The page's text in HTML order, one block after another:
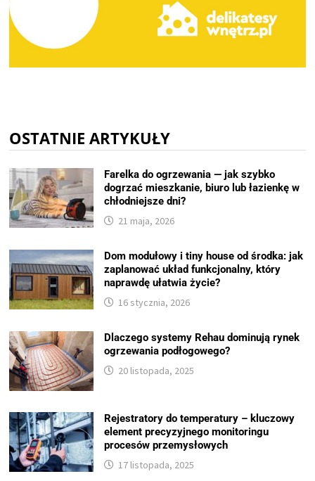
OSTATNIE ARTYKUŁY
Farelka do ogrzewania — jak szybko
dogrzać mieszkanie, biuro lub łazienkę w
chłodniejsze dni?
21 maja, 2026
Dom modułowy i tiny house od środka: jak
zaplanować układ funkcjonalny, który
naprawdę ułatwia życie?
16 stycznia, 2026
Dlaczego systemy Rehau dominują rynek
ogrzewania podłogowego?
20 listopada, 2025
Rejestratory do temperatury – kluczowy
element precyzyjnego monitoringu
procesów przemysłowych
17 listopada, 2025